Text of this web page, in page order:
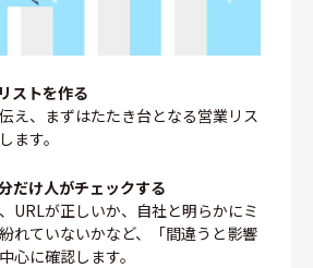
ストを作る
え、まずはたたき台となる営業リス
ます。
だけ人がチェックする
URLが正しいか、自社と明らかにミ
れていないかなど、「間違うと影響
心に確認します。